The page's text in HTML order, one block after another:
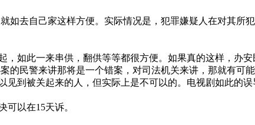
去自己家这样方便。实际情况是，犯罪嫌疑人在对其所
如此一来串供，翻供等等都很方便。如果真的这样，办
民警来讲那将是一个错案，对司法机关来讲，那就有可
到被关起来的人，但实际上是不可以的。电视剧如此的
以在15天诉。